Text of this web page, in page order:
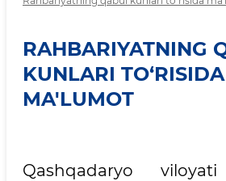
RAHBARIYATNING
KUNLARI TO‘RISIDA
MA'LUMOT
Qashqadaryo